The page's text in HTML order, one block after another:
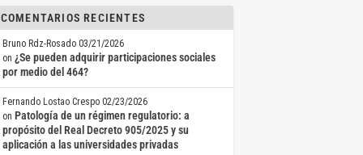
COMENTARIOS RECIENTES
Bruno Rdz-Rosado 03/21/2026
on ¿Se pueden adquirir participaciones sociales
por medio del 464?
Fernando Lostao Crespo 02/23/2026
on Patología de un régimen regulatorio: a
propósito del Real Decreto 905/2025 y su
aplicación a las universidades privadas